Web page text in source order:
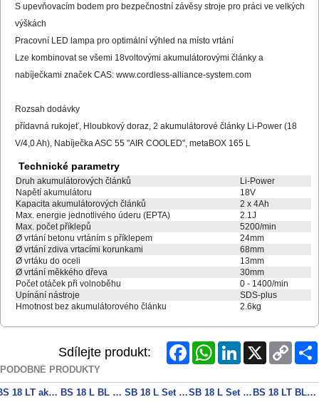
S upevňovacím bodem pro bezpečnostní závěsy stroje pro práci ve velkých
výškách
Pracovní LED lampa pro optimální výhled na místo vrtání
Lze kombinovat se všemi 18voltovými akumulátorovými články a
nabíječkami značek CAS: www.cordless-alliance-system.com
Rozsah dodávky
přídavná rukojeť, Hloubkový doraz, 2 akumulátorové články Li-Power (18
V/4,0 Ah), Nabíječka ASC 55 "AIR COOLED", metaBOX 165 L
Technické parametry
Druh akumulátorových článků
Li-Power
Napětí akumulátoru
18V
Kapacita akumulátorových článků
2 x 4Ah
Max. energie jednotlivého úderu (EPTA)
2.1J
Max. počet příklepů
5200/min
Ø vrtání betonu vrtáním s příklepem
24mm
Ø vrtání zdiva vrtacími korunkami
68mm
Ø vrtáku do oceli
13mm
Ø vrtání měkkého dřeva
30mm
Počet otáček při volnoběhu
0 - 1400/min
Upínání nástroje
SDS-plus
Hmotnost bez akumulátorového článku
2.6kg
Sdílejte produkt: FacebookWhatsAppLinkedInX
Copy
Link
PODOBNÉ PRODUKTY
BS 18 LT akumulátorový vrtací šroubovák BS 18 L BL Q akumulátorový vrtací šroubovák SB 18 L Set Akumulátorová příklepová vrtačka 3x 18V/2Ah + nabíječka SB 18 L Set Akumulátorová příklepová vrtačka 2x 18V/2Ah + nabíječka BS 18 LT BL akumulátorový vrtací šroubovák